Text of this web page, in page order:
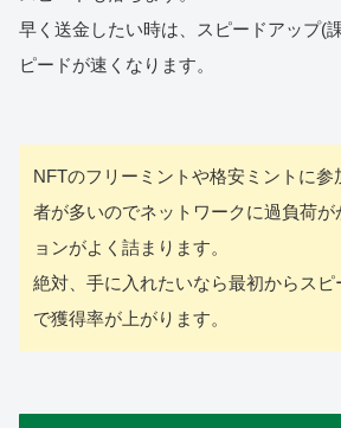
早く送金したい時は、スピードアップ(
ピードが速くなります。
NFTのフリーミントや格安ミントに参
者が多いのでネットワークに過負荷
ョンがよく詰まります。
絶対、手に入れたいなら最初からスピ
で獲得率が上がります。